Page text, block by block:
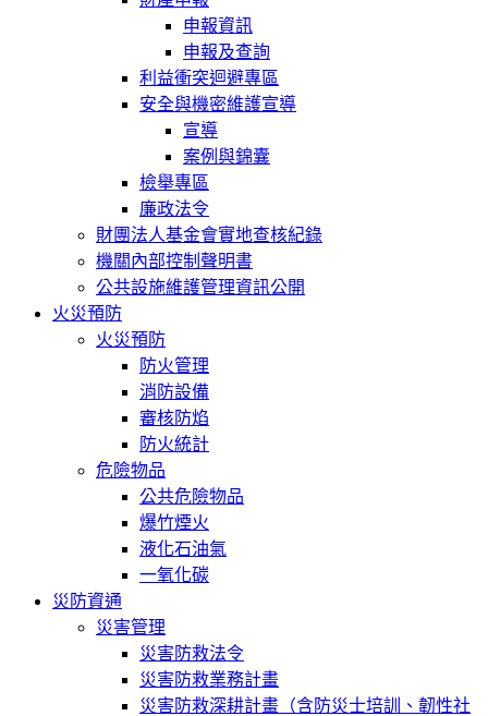
申報資訊
申報及查詢
利益衝突迴避專區
安全與機密維護宣導
宣導
案例與錦囊
檢舉專區
廉政法令
財團法人基金會實地查核紀錄
機關內部控制聲明書
公共設施維護管理資訊公開
火災預防
火災預防
防火管理
消防設備
審核防焰
防火統計
危險物品
公共危險物品
爆竹煙火
液化石油氣
一氧化碳
災防資通
災害管理
災害防救法令
災害防救業務計畫
災害防救深耕計畫（含防災士培訓、韌性社